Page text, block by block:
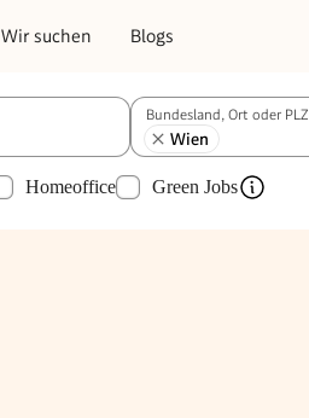
Wir suchen Blogs
Bundesland, Ort oder PLZ
Wien
Homeoffice Green Jobs